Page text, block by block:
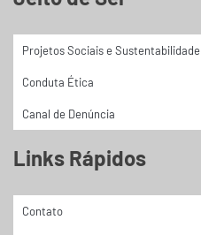
Projetos Sociais e Sustentabilidade
Conduta Ética
Canal de Denúncia
Links Rápidos
Contato